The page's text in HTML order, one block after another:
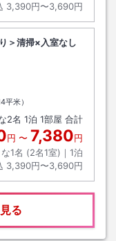
3,390円〜3,690円
＞清掃×入室なし
平米）
2名 1泊 1部屋 合計
円 〜 7,380円
1名 (2名1室)｜ 1泊
3,390円〜3,690円
る